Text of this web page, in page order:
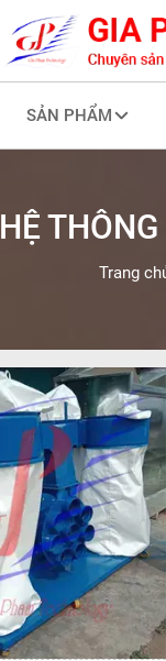
SẢN PHẨM
HỆ
Trang